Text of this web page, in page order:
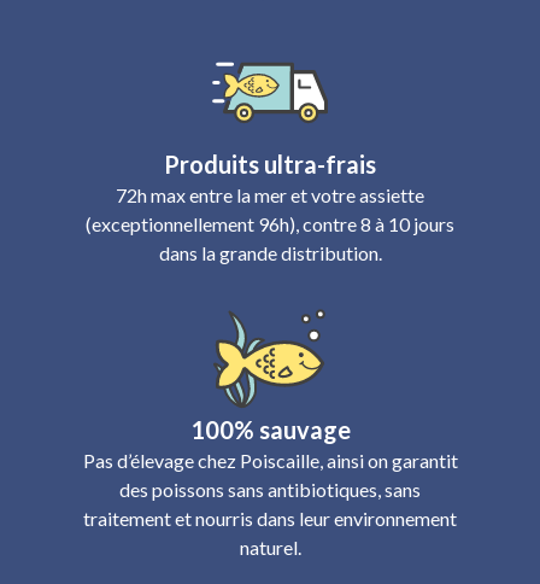
Produits ultra-frais
72h max entre la mer et votre assiette
(exceptionnellement 96h), contre 8 à 10 jours
dans la grande distribution.
100% sauvage
Pas d’élevage chez Poiscaille, ainsi on garantit
des poissons sans antibiotiques, sans
traitement et nourris dans leur environnement
naturel.